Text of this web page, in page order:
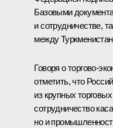
Базовыми
и сотрудничестве,
между
Говоря о торгово-
отметить, что
из крупных
сотрудничество
но и